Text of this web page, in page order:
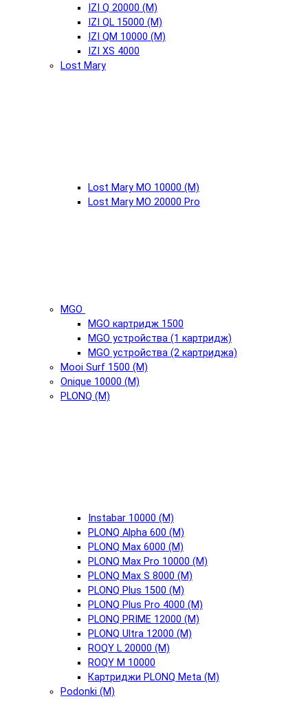
IZI Q 20000 (М)
IZI QL 15000 (М)
IZI QM 10000 (М)
IZI XS 4000
Lost Mary
Lost Mary MO 10000 (М)
Lost Mary MO 20000 Pro
MGO
MGO картридж 1500
MGO устройства (1 картридж)
MGO устройства (2 картриджа)
Mooi Surf 1500 (М)
Onique 10000 (М)
PLONQ (М)
Instabar 10000 (М)
PLONQ Alpha 600 (М)
PLONQ Max 6000 (М)
PLONQ Max Pro 10000 (М)
PLONQ Max S 8000 (М)
PLONQ Plus 1500 (М)
PLONQ Plus Pro 4000 (М)
PLONQ PRIME 12000 (М)
PLONQ Ultra 12000 (М)
ROQY L 20000 (М)
ROQY M 10000
Картриджи PLONQ Meta (М)
Podonki (М)